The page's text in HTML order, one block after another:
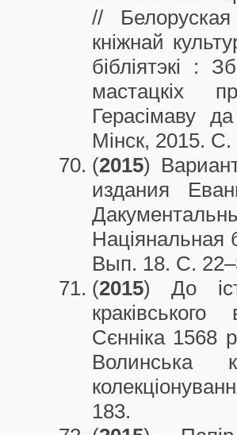
//
кніжнай
бібліятэкі :
мастацкіх
Герасімаву
Мінск, 2015.
(2015)
издания
Націянальная
Вып. 18. С.
(2015) До
Сєнніка 1568
Волинська
183.